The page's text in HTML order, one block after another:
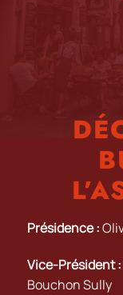
Présidence :
Vice-Président :
Bouchon Sully